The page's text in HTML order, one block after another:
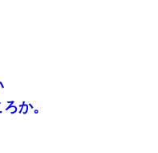
と結婚はないわと判断して
っているらしく…
てきた結果
たら。上司「無責任」
か。